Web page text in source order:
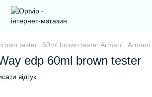
tester 60ml brown tester Armani Armani
edp 60ml brown tester
відгук